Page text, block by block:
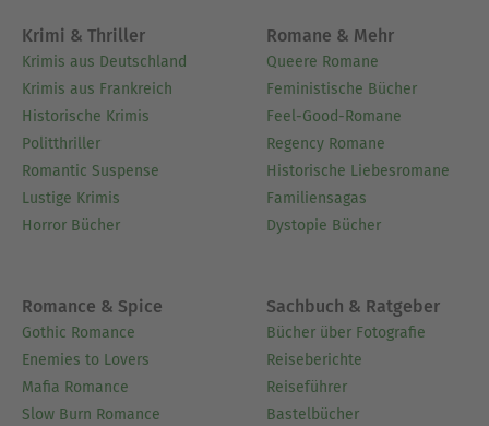
Krimi & Thriller
Krimis aus Deutschland
Krimis aus Frankreich
Historische Krimis
Politthriller
Romantic Suspense
Lustige Krimis
Horror Bücher
Romane & Mehr
Queere Romane
Feministische Bücher
Feel-Good-Romane
Regency Romane
Historische Liebesromane
Familiensagas
Dystopie Bücher
Romance & Spice
Gothic Romance
Enemies to Lovers
Mafia Romance
Slow Burn Romance
Sachbuch & Ratgeber
Bücher über Fotografie
Reiseberichte
Reiseführer
Bastelbücher